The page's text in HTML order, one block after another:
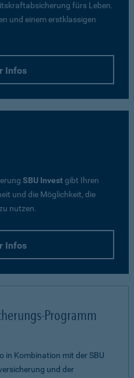
fürs Leben.
und einem erstklassigen
Infos
SBU Investgibt Ihren
und die Möglichkeit, die
nutzen.
Infos
Programm
in Kombination mit der SBU
und der